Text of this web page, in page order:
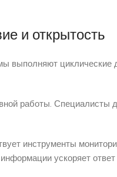
и открытость
выполняют циклические
работы. Специалисты
инструменты
ускоряет